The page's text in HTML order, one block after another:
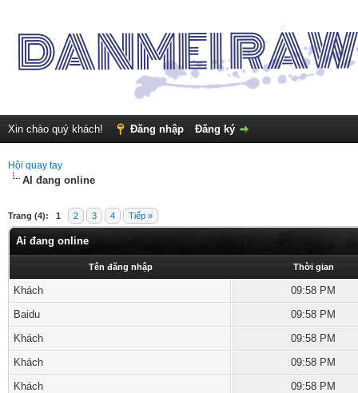
Xin chào quý khách! Đăng nhập Đăng ký
Hội quay tay
AI đang online
Trang (4): 1 2 3 4 Tiếp »
Ai đang online
Tên đăng nhập Thời gian
Khách
09:58 PM
Baidu
09:58 PM
Khách
09:58 PM
Khách
09:58 PM
Khách
09:58 PM